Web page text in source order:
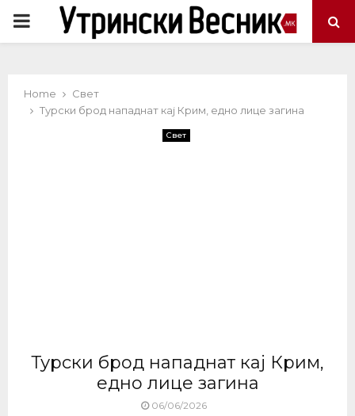
PRIMARY
Home
Свет
Турски брод нападнат кај Крим, едно лице загина
Свет
Турски брод нападнат кај Крим,
едно лице загина
06/06/2026